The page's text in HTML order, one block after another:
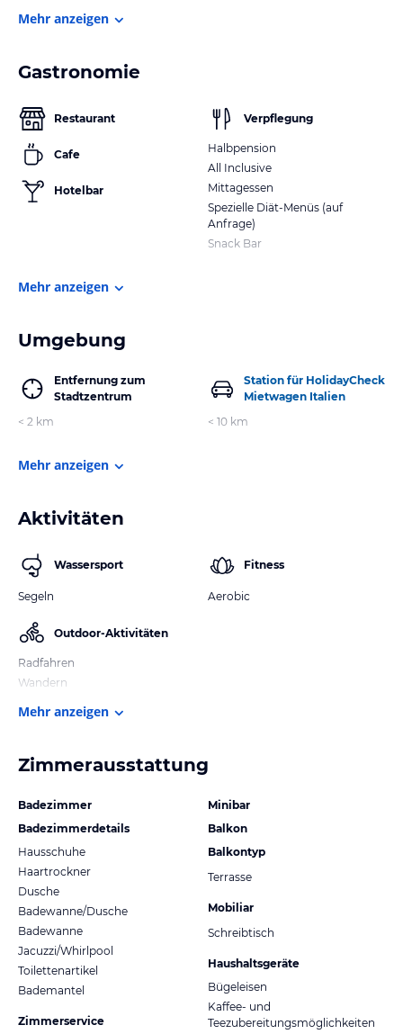
Mehr anzeigen
Gastronomie
Restaurant
Cafe
Hotelbar
Verpflegung
Halbpension
All Inclusive
Mittagessen
Spezielle Diät-Menüs (auf
Anfrage)
Snack Bar
Mehr anzeigen
Umgebung
Entfernung zum
Stadtzentrum
< 2 km
Station für HolidayCheck
Mietwagen Italien
< 10 km
Mehr anzeigen
Aktivitäten
Wassersport
Segeln
Outdoor-Aktivitäten
Radfahren
Wandern
Fitness
Aerobic
Mehr anzeigen
Zimmerausstattung
Badezimmer
Badezimmerdetails
Hausschuhe
Haartrockner
Dusche
Badewanne/Dusche
Badewanne
Jacuzzi/Whirlpool
Toilettenartikel
Bademantel
Zimmerservice
Minibar
Balkon
Balkontyp
Terrasse
Mobiliar
Schreibtisch
Haushaltsgeräte
Bügeleisen
Kaffee- und
Teezubereitungsmöglichkeiten